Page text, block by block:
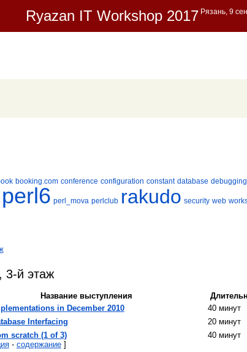
booking.com conference configuration constant database debugging
perl6 perl_mova perlclub rakudo security web
3-й этаж
Название выступления
in December 2010‎ 40 минут
Interfacing‎ 20 минут
scratch (1 of 3)‎
- содержание]
40 минут